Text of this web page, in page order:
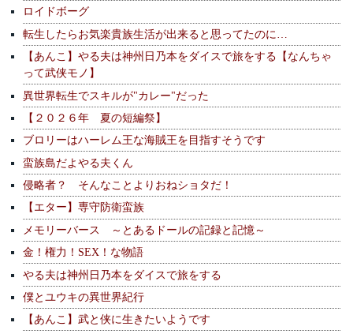
ロイドボーグ
転生したらお気楽貴族生活が出来ると思ってたのに…
【あんこ】やる夫は神州日乃本をダイスで旅をする【なんちゃ
って武侠モノ】
異世界転生でスキルが"カレー"だった
【２０２６年 夏の短編祭】
ブロリーはハーレム王な海賊王を目指すそうです
蛮族島だよやる夫くん
侵略者？ そんなことよりおねショタだ！
【エター】専守防衛蛮族
メモリーバース ～とあるドールの記録と記憶～
金！権力！SEX！な物語
やる夫は神州日乃本をダイスで旅をする
僕とユウキの異世界紀行
【あんこ】武と侠に生きたいようです